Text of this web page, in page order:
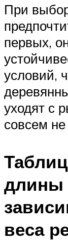
При
первых,
условий,
уходят с
совсем не
веса